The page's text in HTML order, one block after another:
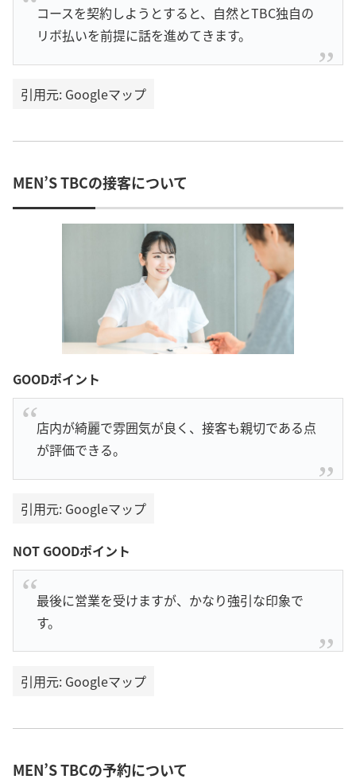
コースを契約しようとすると、自然とTBC独自の
リボ払いを前提に話を進めてきます。
引用元: Googleマップ
MEN’S TBCの接客について
GOODポイント
店内が綺麗で雰囲気が良く、接客も親切である点
が評価できる。
引用元: Googleマップ
NOT GOODポイント
最後に営業を受けますが、かなり強引な印象で
す。
引用元: Googleマップ
MEN’S TBCの予約について